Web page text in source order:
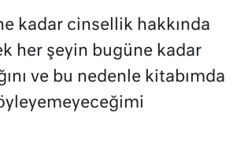
kadar cinsellik hakkında
her şeyin bugüne kadar
ve bu nedenle kitabımda